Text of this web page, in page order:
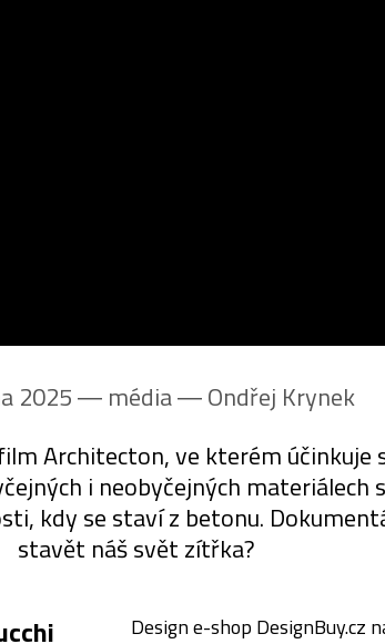
2025 ― média ―Ondřej Krynek
Architecton, ve kterém
i neobyčejných
kdy se staví z betonu.
stavět náš svět zítřka?
Design e-shop DesignBuy.cz